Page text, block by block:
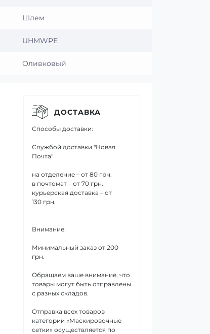
Шлем
UHMWPE
Оливковый
ДОСТАВКА
Способы доставки:
Службой доставки "Новая
Почта"
на отделение – от 80 грн.
в почтомат – от 70 грн.
курьерская доставка – от
130 грн.
Внимание!
Минимальный заказ от 200
грн.
Обращаем ваше внимание, что
товары могут быть отправлены
с разных складов.
Отправка всех товаров
категории «Маскировочные
сетки» осуществляется по